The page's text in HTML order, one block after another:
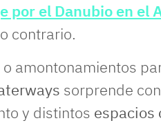
por el Danubio en el
contrario.
o amontonamientos
sorprende
y distintos espacios